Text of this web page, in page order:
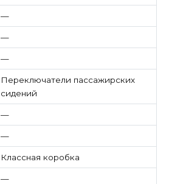
—
—
—
Переключатели пассажирских
сидений
—
—
Классная коробка
—